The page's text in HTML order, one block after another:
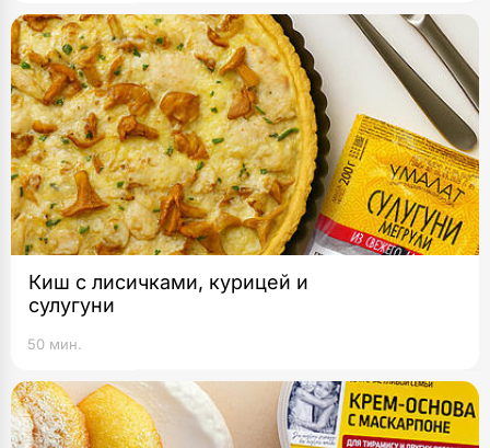
Киш с лисичками, курицей и
сулугуни
50 мин.